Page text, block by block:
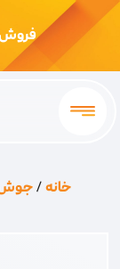
فروش
خانه/